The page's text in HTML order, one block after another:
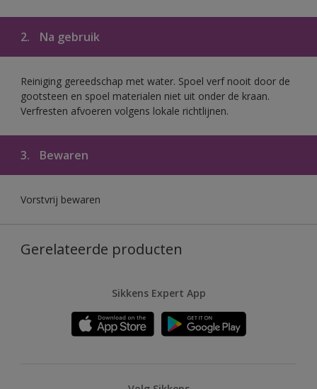
2. Na gebruik
Reiniging gereedschap met water. Spoel verf nooit door de
gootsteen en spoel materialen niet uit onder de kraan.
Verfresten afvoeren volgens lokale richtlijnen.
3. Bewaren
Vorstvrij bewaren
Gerelateerde producten
Sikkens Expert App